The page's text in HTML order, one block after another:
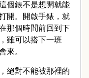
個錶不是想開就能
開。開啟手錶，就
那個時間前回到下
雖可以搭下一班
來。
絕對不能被那裡的